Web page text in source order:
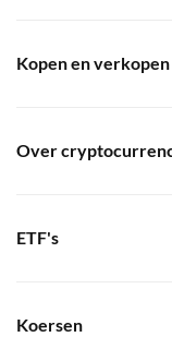
Kopen en verkopen
Over
ETF's
Koersen